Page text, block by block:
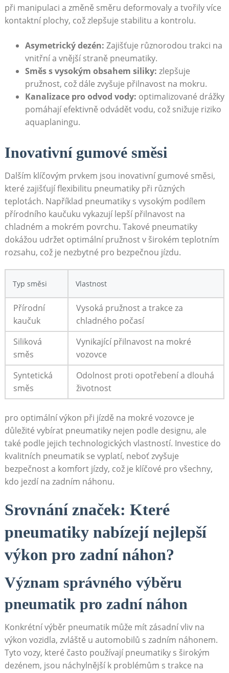
při⁢ manipulaci⁢ a⁢ změně⁢ směru deformovaly a tvořily více
kontaktní plochy, což zlepšuje stabilitu ⁤a kontrolu.
Asymetrický ⁣dezén: Zajišťuje různorodou trakci na
⁢vnitřní​ a vnější straně pneumatiky.
Směs s vysokým obsahem ⁣siliky: zlepšuje
pružnost, což dále⁤ zvyšuje přilnavost na mokru.
Kanalizace​ pro odvod vody: optimalizované‍ drážky
pomáhají efektivně odvádět vodu, což snižuje ​riziko
aquaplaningu.
Inovativní gumové směsi
Dalším klíčovým prvkem jsou inovativní gumové⁤ směsi,
které ‍zajišťují flexibilitu pneumatiky ‍při různých
teplotách. Například ⁢pneumatiky s vysokým podílem
přírodního kaučuku vykazují lepší‌ přilnavost ⁢na
chladném a mokrém povrchu. Takové pneumatiky
‍dokážou udržet optimální pružnost v širokém teplotním
⁣rozsahu, což ⁣je nezbytné pro ⁣bezpečnou jízdu.
Typ směsi Vlastnost
Přírodní
kaučuk
Vysoká pružnost a trakce za
chladného počasí
Siliková
směs
Vynikající přilnavost na mokré
vozovce
Syntetická
směs
Odolnost ‍proti opotřebení a ‍dlouhá
životnost
pro optimální výkon při jízdě na mokré​ vozovce je
⁤důležité vybírat pneumatiky nejen podle designu, ale
také podle jejich ⁣technologických vlastností. Investice do
kvalitních pneumatik se vyplatí, ⁣neboť ‌zvyšuje
bezpečnost a komfort jízdy, což je klíčové pro všechny,
⁢kdo ⁣jezdí na zadním náhonu.
Srovnání značek: Které
pneumatiky nabízejí⁣ nejlepší
výkon pro zadní náhon?
Význam ‍správného výběru⁤
pneumatik pro​ zadní náhon
Konkrétní výběr pneumatik může ​mít zásadní vliv na
výkon vozidla, zvláště u automobilů s ⁢zadním náhonem.
Tyto vozy, které často používají pneumatiky ‌s‍ širokým
dezénem,‍ jsou náchylnější⁣ k⁢ problémům s‍ trakce na